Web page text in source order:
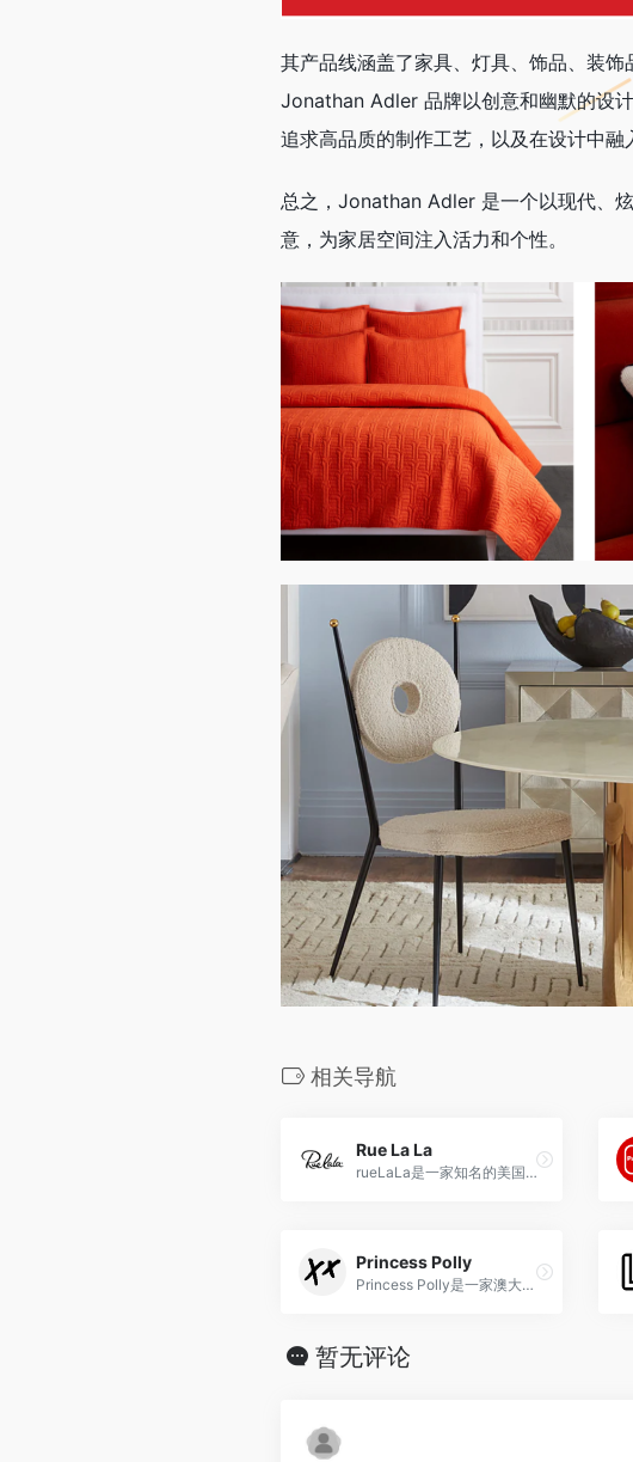
其产品线涵盖了家具、灯具、饰品、装饰
Jonathan Adler 品牌以创意和幽默的设
追求高品质的制作工艺，以及在设计中融
总之，Jonathan Adler 是一个以现代、
意，为家居空间注入活力和个性。
相关导航
Rue La La
rueLaLa是一家知名的美国在线时尚折扣商城，为会员提供高端品牌商品的限时销售活动。
Princess Polly
Princess Polly是一家澳大利亚的时尚零售品牌，专注于为年轻时尚女性提供多样化、前卫的女装和配饰。
暂无评论